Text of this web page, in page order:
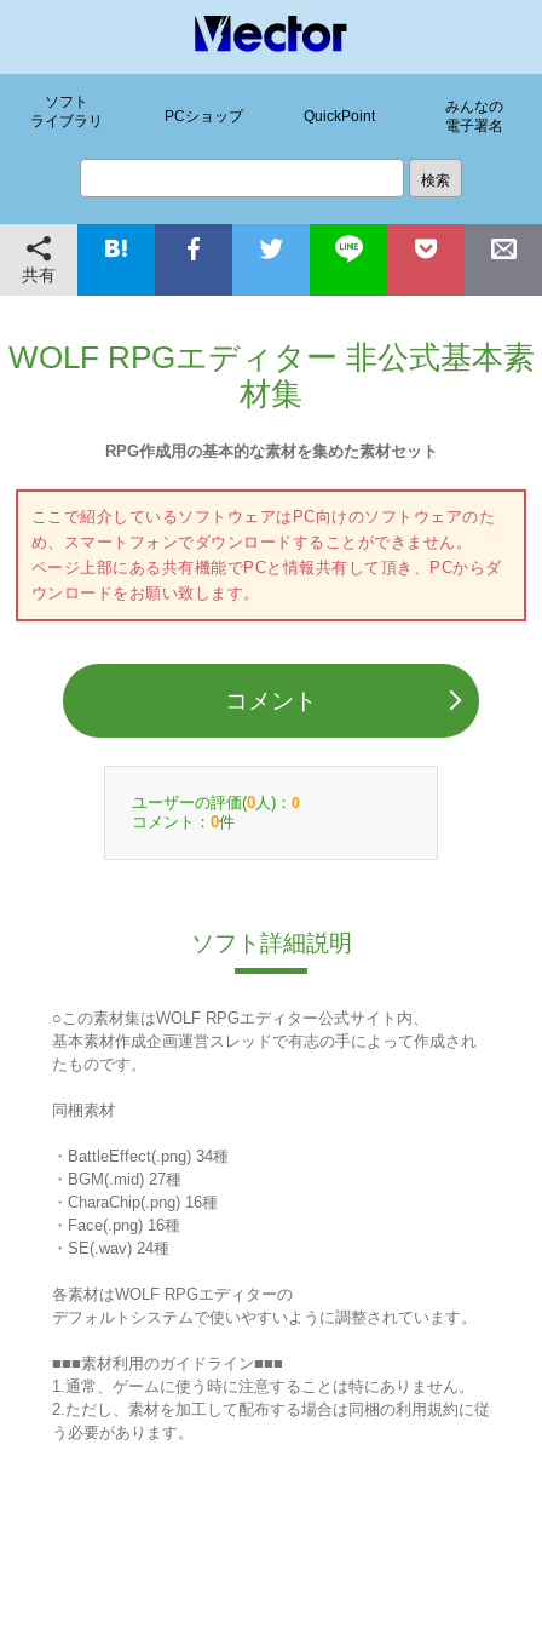
ソフト
ライブラリ
PCショップ QuickPoint
みんなの
電子署名
共有
WOLF RPGエディター 非公式基本素
材集
RPG作成用の基本的な素材を集めた素材セット
ここで紹介しているソフトウェアはPC向けのソフトウェアのた
め、スマートフォンでダウンロードすることができません。
ページ上部にある共有機能でPCと情報共有して頂き、PCからダ
ウンロードをお願い致します。
コメント
ユーザーの評価(0 人)： 0
コメント： 0件
ソフト詳細説明
○この素材集はWOLF RPGエディター公式サイト内、
基本素材作成企画運営スレッドで有志の手によって作成され
たものです。
同梱素材
・BattleEffect(.png) 34種
・BGM(.mid) 27種
・CharaChip(.png) 16種
・Face(.png) 16種
・SE(.wav) 24種
各素材はWOLF RPGエディターの
デフォルトシステムで使いやすいように調整されています。
■■■素材利用のガイドライン■■■
1.通常、ゲームに使う時に注意することは特にありません。
2.ただし、素材を加工して配布する場合は同梱の利用規約に従
う必要があります。